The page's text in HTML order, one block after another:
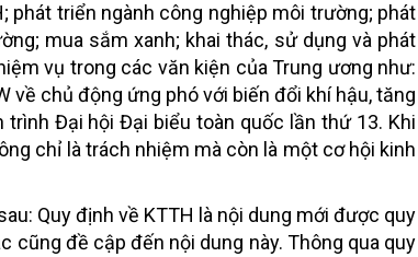
triển ngành công nghiệp môi trường; phát
mua sắm xanh; khai thác, sử dụng và phát
vụ trong các văn kiện của Trung ương như:
về chủ động ứng phó với biến đổi khí hậu, tăng
Đại hội Đại biểu toàn quốc lần thứ 13. Khi
chỉ là trách nhiệm mà còn là một cơ hội kinh
Quy định về KTTH là nội dung mới được quy
cũng đề cập đến nội dung này. Thông qua quy